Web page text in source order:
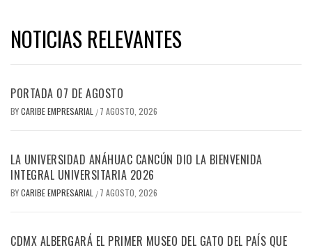
refirió que el 1…
NOTICIAS RELEVANTES
PORTADA 07 DE AGOSTO
BYCARIBE EMPRESARIAL / 7 AGOSTO, 2026
LA UNIVERSIDAD ANÁHUAC CANCÚN DIO LA BIENVENIDA
INTEGRAL UNIVERSITARIA 2026
BYCARIBE EMPRESARIAL / 7 AGOSTO, 2026
CDMX ALBERGARÁ EL PRIMER MUSEO DEL GATO DEL PAÍS QUE